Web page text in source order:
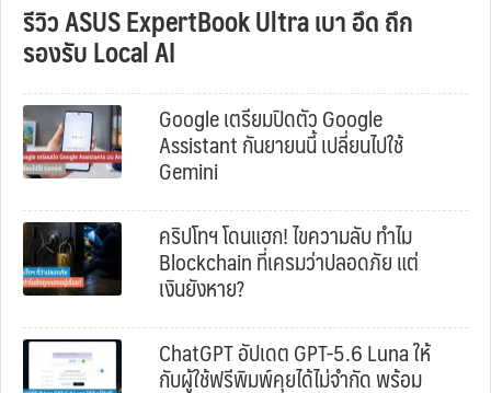
รีวิว ASUS ExpertBook Ultra เบา อึด ถึก
รองรับ Local AI
Google เตรียมปิดตัว Google
Assistant กันยายนนี้ เปลี่ยนไปใช้
Gemini
คริปโทฯ โดนแฮก! ไขความลับ ทำไม
Blockchain ที่เครมว่าปลอดภัย แต่
เงินยังหาย?
ChatGPT อัปเดต GPT-5.6 Luna ให้
กับผู้ใช้ฟรีพิมพ์คุยได้ไม่จำกัด พร้อม